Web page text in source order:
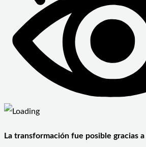
La transformación fue posible gracias